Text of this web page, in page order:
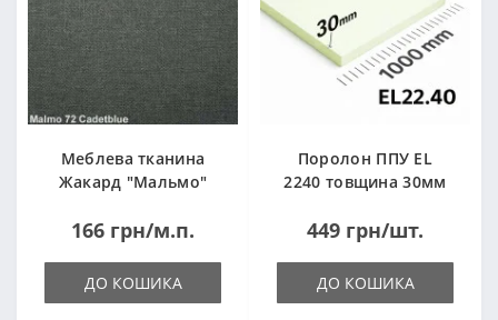
Меблева тканина
Жакард "Мальмо"
166 грн/м.п.
ДО КОШИКА
Поролон ППУ EL
2240 товщина 30мм
(1000x2000мм)
449 грн/шт.
ДО КОШИКА